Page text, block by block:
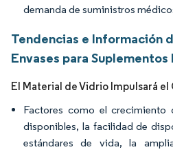
demanda de suministros
Tendencias e Información
Envases para
El Material de Vidrio Impulsará
Factores como el crecimiento
disponibles, la facilidad de
estándares de vida, la